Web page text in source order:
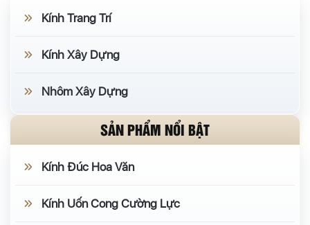
Kính Trang Trí
Kính Xây Dựng
Nhôm Xây Dựng
SẢN PHẨM NỔI BẬT
Kính Đúc Hoa Văn
Kính Uốn Cong Cường Lực